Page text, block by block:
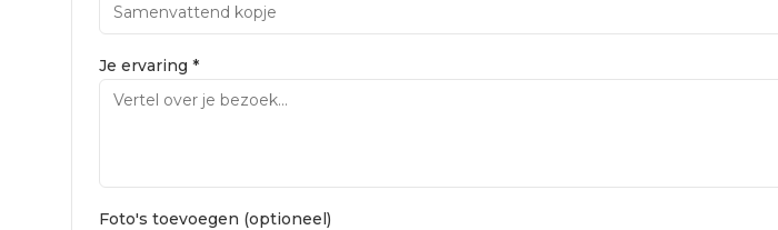
Je ervaring *
Foto's toevoegen (optioneel)